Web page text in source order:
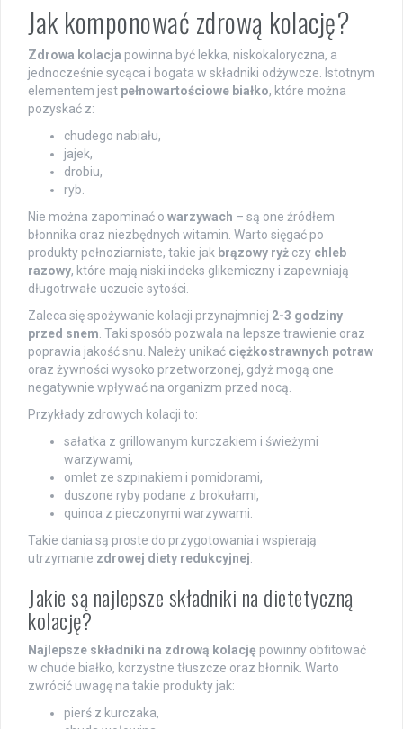
Jak komponować zdrową kolację?
Zdrowa kolacja powinna być lekka, niskokaloryczna, a
jednocześnie sycąca i bogata w składniki odżywcze. Istotnym
elementem jest pełnowartościowe białko, które można
pozyskać z:
chudego nabiału,
jajek,
drobiu,
ryb.
Nie można zapominać o warzywach – są one źródłem
błonnika oraz niezbędnych witamin. Warto sięgać po
produkty pełnoziarniste, takie jak brązowy ryż czy chleb
razowy, które mają niski indeks glikemiczny i zapewniają
długotrwałe uczucie sytości.
Zaleca się spożywanie kolacji przynajmniej 2-3 godziny
przed snem . Taki sposób pozwala na lepsze trawienie oraz
poprawia jakość snu. Należy unikać ciężkostrawnych potraw
oraz żywności wysoko przetworzonej, gdyż mogą one
negatywnie wpływać na organizm przed nocą.
Przykłady zdrowych kolacji to:
sałatka z grillowanym kurczakiem i świeżymi
warzywami,
omlet ze szpinakiem i pomidorami,
duszone ryby podane z brokułami,
quinoa z pieczonymi warzywami.
Takie dania są proste do przygotowania i wspierają
utrzymanie zdrowej diety redukcyjnej
Jakie są najlepsze składniki na dietetyczną
kolację?
Najlepsze składniki na zdrową kolację powinny obfitować
w chude białko, korzystne tłuszcze oraz błonnik. Warto
zwrócić uwagę na takie produkty jak:
pierś z kurczaka,